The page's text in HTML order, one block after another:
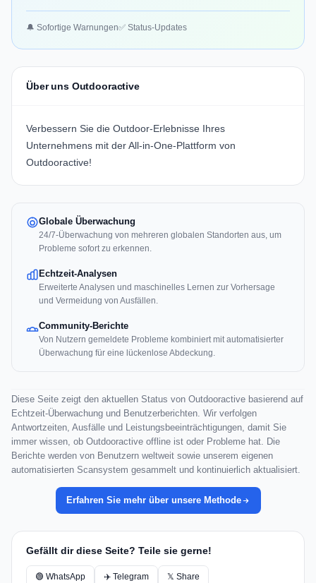
🔔 Sofortige Warnungen✅ Status-Updates
Über uns Outdooractive
Verbessern Sie die Outdoor-Erlebnisse Ihres
Unternehmens mit der All-in-One-Plattform von
Outdooractive!
Globale Überwachung
24/7-Überwachung von mehreren globalen Standorten aus, um
Probleme sofort zu erkennen.
Echtzeit-Analysen
Erweiterte Analysen und maschinelles Lernen zur Vorhersage
und Vermeidung von Ausfällen.
Community-Berichte
Von Nutzern gemeldete Probleme kombiniert mit automatisierter
Überwachung für eine lückenlose Abdeckung.
Diese Seite zeigt den aktuellen Status von Outdooractive basierend auf
Echtzeit-Überwachung und Benutzerberichten. Wir verfolgen
Antwortzeiten, Ausfälle und Leistungsbeeinträchtigungen, damit Sie
immer wissen, ob Outdooractive offline ist oder Probleme hat. Die
Berichte werden von Benutzern weltweit sowie unserem eigenen
automatisierten Scansystem gesammelt und kontinuierlich aktualisiert.
Erfahren Sie mehr über unsere Methode
Gefällt dir diese Seite? Teile sie gerne!
🟢 WhatsApp ✈️ Telegram 𝕏 Share